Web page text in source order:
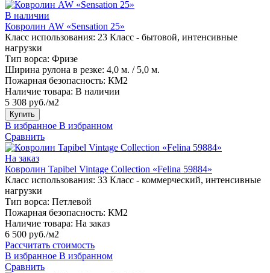
В наличии
Ковролин AW «Sensation 25»
Класс использования: 23 Класс - бытовой, интенсивные
нагрузки
Тип ворса: Фризе
Ширина рулона в резке: 4,0 м. / 5,0 м.
Пожарная безопасность: КМ2
Наличие товара: В наличии
5 308 руб./м2
Купить
В избранное В избранном
Сравнить
На заказ
Ковролин Tapibel Vintage Collection «Felina 59884»
Класс использования: 33 Класс - коммерческий, интенсивные
нагрузки
Тип ворса: Петлевой
Пожарная безопасность: КМ2
Наличие товара: На заказ
6 500 руб./м2
Рассчитать стоимость
В избранное В избранном
Сравнить